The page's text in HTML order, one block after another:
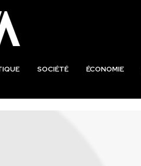
SOCIÉTÉ ÉCONOMIE